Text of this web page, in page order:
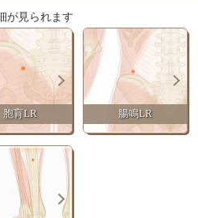
が見られます
胞肓LR 腸鳴LR